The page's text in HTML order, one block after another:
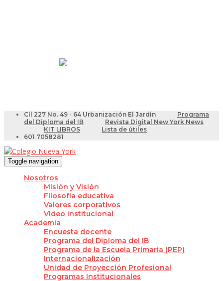
Cll 227 No. 49 - 64 Urbanización El Jardín
Programa
del Diploma del IB
Revista Digital New York News
KIT LIBROS
Lista de útiles
601 7058281
Toggle navigation
Nosotros
Misión y Visión
Filosofía educativa
Valores corporativos
Video institucional
Academia
Encuesta docente
Programa del Diploma del IB
Programa de la Escuela Primaria (PEP)
Internacionalización
Unidad de Proyección Profesional
Programas Institucionales